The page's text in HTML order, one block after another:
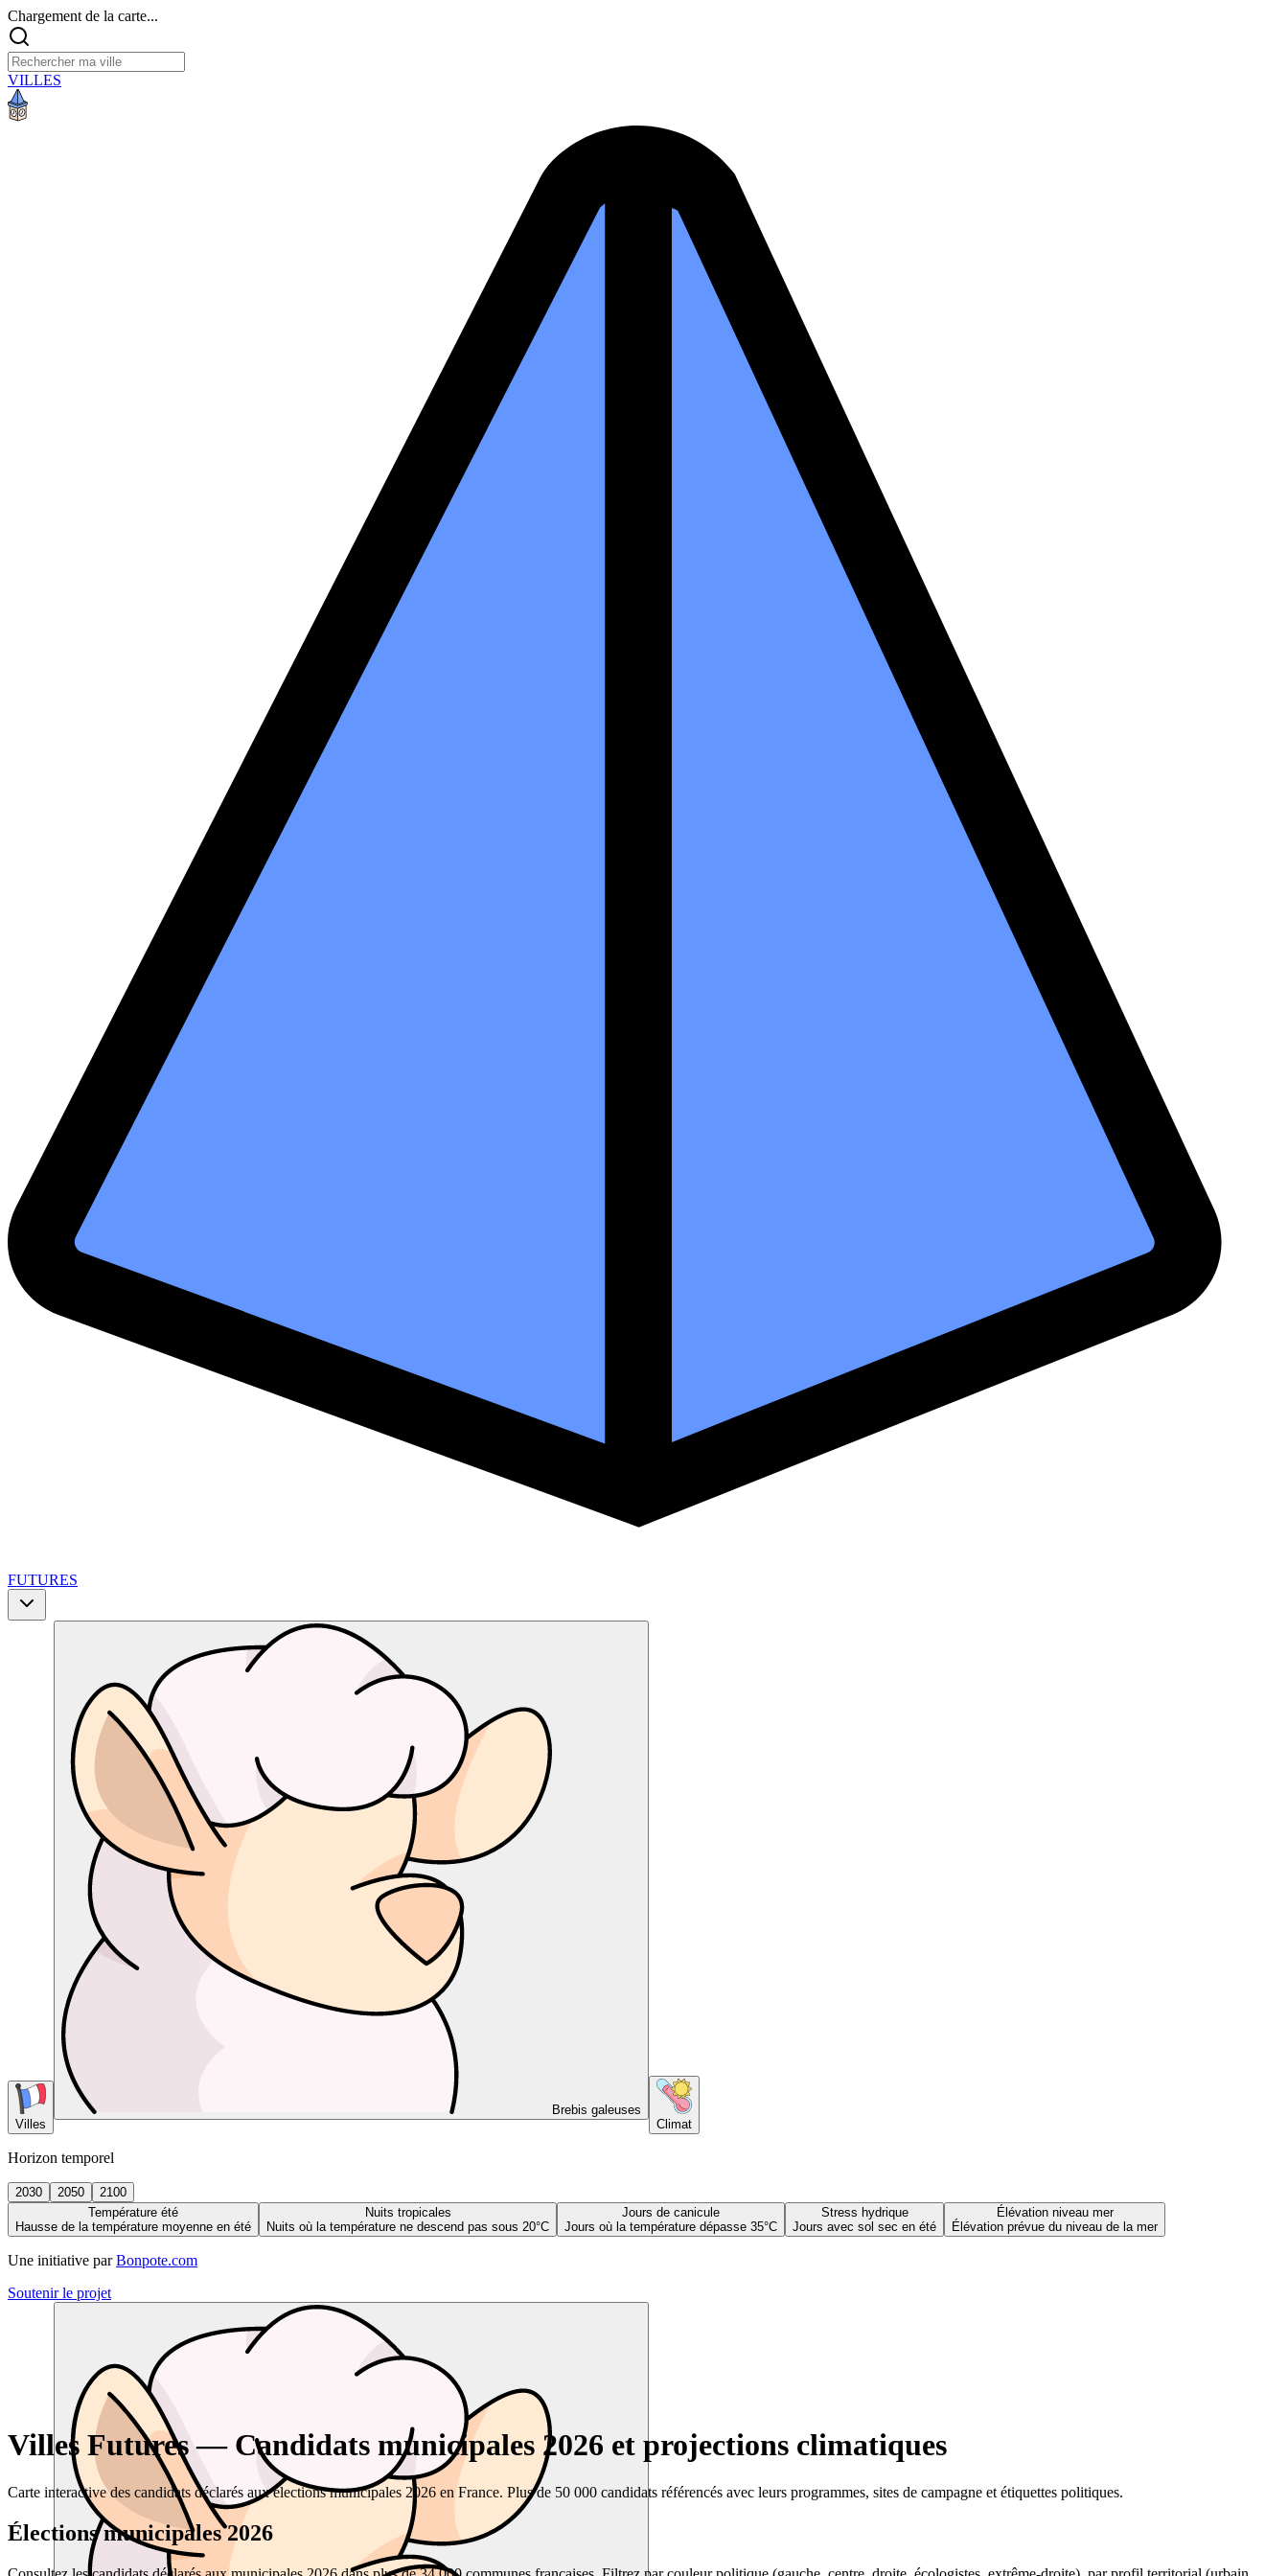
Chargement de la carte...
VILLES
FUTURES
Villes
Brebis galeuses
Climat
Horizon temporel
2030 2050
2100
Température été
Hausse de la température moyenne en été
Nuits tropicales
Nuits où la température ne descend pas sous 20°C
Jours de canicule
Jours où la température dépasse 35°C
Stress hydrique
Jours avec sol sec en été
Élévation niveau mer
Élévation prévue du niveau de la mer
Une initiative par Bonpote.com
Soutenir le projet
Villes Futures — Candidats municipales 2026 et projections climatiques
Carte interactive des candidats déclarés aux élections municipales 2026 en France. Plus de 50 000 candidats référencés avec leurs programmes, sites de campagne et étiquettes politiques.
Élections municipales 2026